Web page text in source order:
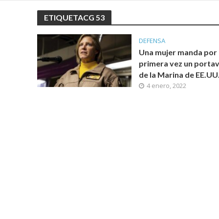
ETIQUETACG 53
DEFENSA
Una mujer manda por
primera vez un
de la Marina de EE.UU.
4 enero, 2022